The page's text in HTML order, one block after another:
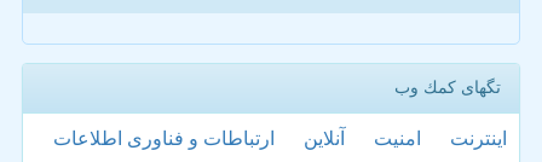
تگهای كمك وب
اینترنت امنیت آنلاین ارتباطات و فناوری اطلاعات